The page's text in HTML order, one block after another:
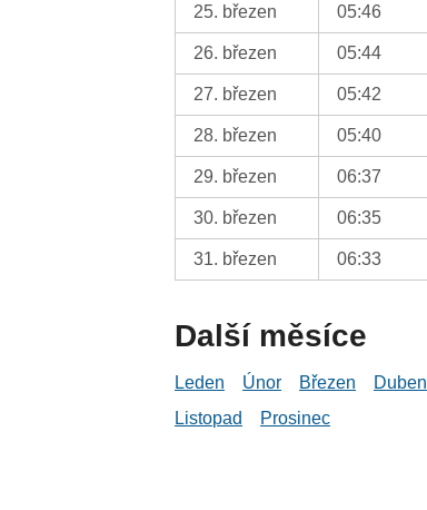
25. březen 05:46
26. březen 05:44
27. březen 05:42
28. březen 05:40
29. březen 06:37
30. březen 06:35
31. březen 06:33
Další měsíce
Leden Únor Březen Duben
Listopad
Prosinec